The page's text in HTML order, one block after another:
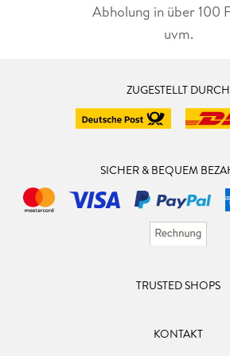
Abholung in über 100
uvm.
ZUGESTELLT DURCH
SICHER & BEQUEM
TRUSTED SHOPS
KONTAKT